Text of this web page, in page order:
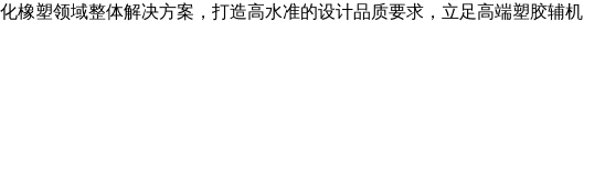
塑领域整体解决方案，打造高水准的设计品质要求，立足高端塑胶辅机